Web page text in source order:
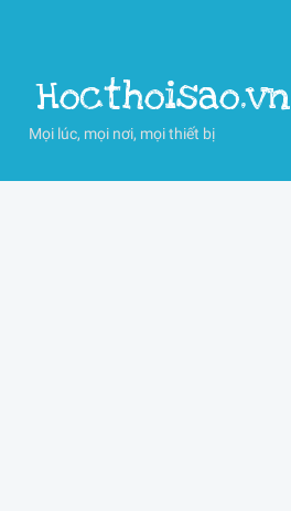
Hocthoisao.vn
Mọi lúc, mọi nơi, mọi thiết bị